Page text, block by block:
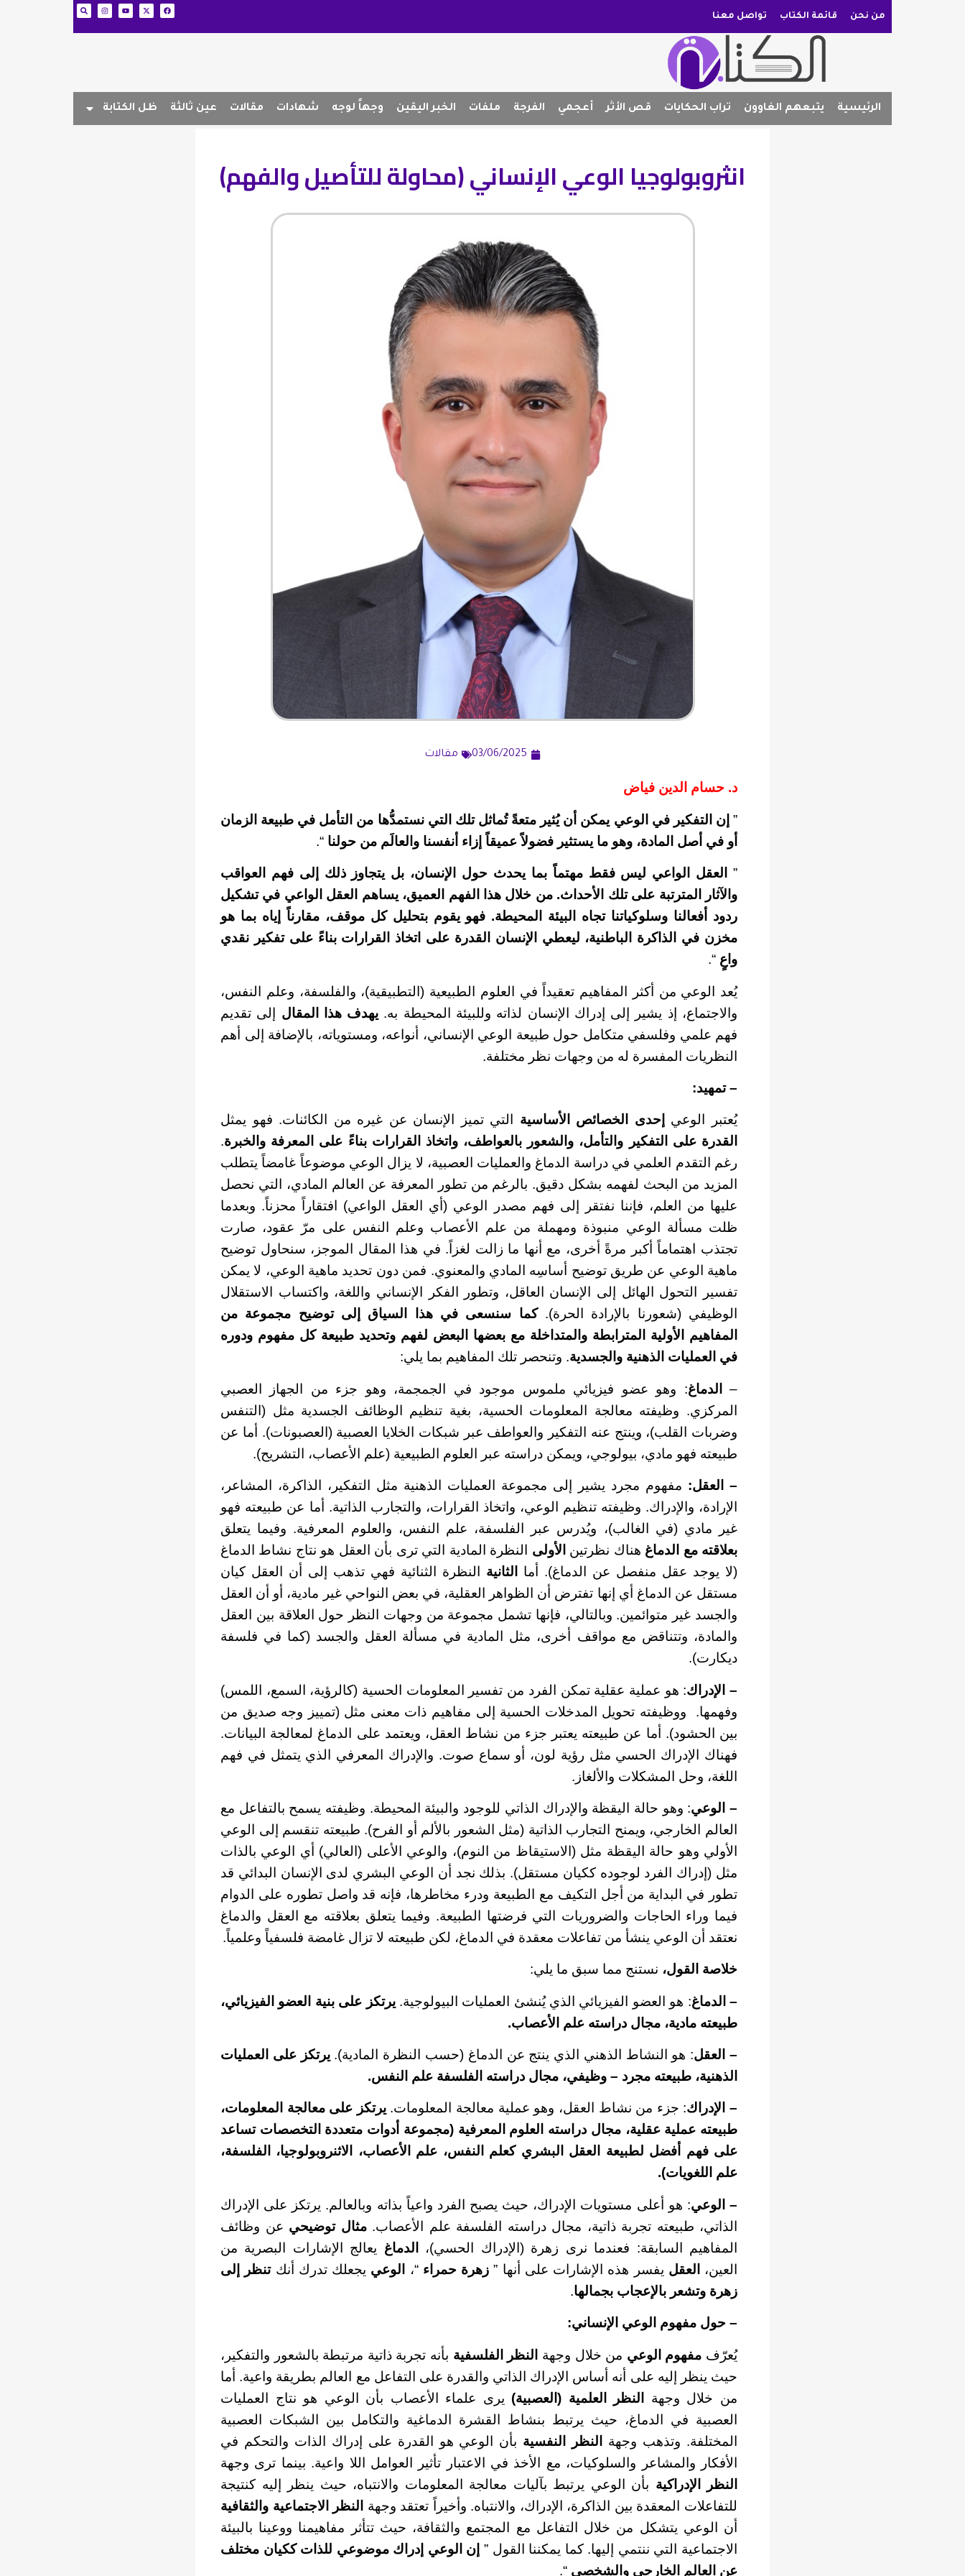
من نحن قائمة الكتاب تواصل معنا
الرئيسية يتبعهم الغاوون تراب الحكايات قص الأثر أعجمي الفرجة ملفات الخبر اليقين وجهاً لوجه شهادات مقالات عين ثالثة ظل الكتابة
انثروبولوجيا الوعي الإنساني (محاولة للتأصيل والفهم)
03/06/2025 مقالات
د. حسام الدين فياض
” إن التفكير في الوعي يمكن أن يُثير متعةً تُماثل تلك التي نستمدُّها من التأمل في طبيعة الزمان
أو في أصل المادة، وهو ما يستثير فضولاً عميقاً إزاء أنفسنا والعالَم من حولنا “.
”
العقل الواعي ليس فقط مهتماً بما يحدث حول الإنسان، بل يتجاوز ذلك إلى فهم العواقب
والآثار المترتبة على تلك الأحداث. من خلال هذا الفهم العميق، يساهم العقل الواعي في تشكيل
ردود أفعالنا وسلوكياتنا تجاه البيئة المحيطة. فهو يقوم بتحليل كل موقف، مقارناً إياه بما هو
مخزن في الذاكرة الباطنية، ليعطي الإنسان القدرة على اتخاذ القرارات بناءً على تفكير نقدي
واعٍ “.
يُعد الوعي من أكثر المفاهيم تعقيداً في العلوم الطبيعية (التطبيقية)، والفلسفة، وعلم النفس،
والاجتماع، إذ يشير إلى إدراك الإنسان لذاته وللبيئة المحيطة به. يهدف هذا المقال إلى تقديم
فهم علمي وفلسفي متكامل حول طبيعة الوعي الإنساني، أنواعه، ومستوياته، بالإضافة إلى أهم
النظريات المفسرة له من وجهات نظر مختلفة.
– تمهيد:
يُعتبر الوعي إحدى الخصائص الأساسية التي تميز الإنسان عن غيره من الكائنات. فهو يمثل
القدرة على التفكير والتأمل، والشعور بالعواطف، واتخاذ القرارات بناءً على المعرفة والخبرة.
رغم التقدم العلمي في دراسة الدماغ والعمليات العصبية، لا يزال الوعي موضوعاً غامضاً يتطلب
المزيد من البحث لفهمه بشكل دقيق. بالرغم من تطور المعرفة عن العالم المادي، التي نحصل
عليها من العلم، فإننا نفتقر إلى فهم مصدر الوعي (أي العقل الواعي) افتقاراً محزناً. وبعدما
ظلت مسألة الوعي منبوذة ومهملة من علم الأعصاب وعلم النفس على مرّ عقود، صارت
تجتذب اهتماماً أكبر مرةً أخرى، مع أنها ما زالت لغزاً. في هذا المقال الموجز، سنحاول توضيح
ماهية الوعي عن طريق توضيح أساسِه المادي والمعنوي. فمن دون تحديد ماهية الوعي، لا يمكن
تفسير التحول الهائل إلى الإنسان العاقل، وتطور الفكر الإنساني واللغة، واكتساب الاستقلال
الوظيفي (شعورنا بالإرادة الحرة). كما سنسعى في هذا السياق إلى توضيح مجموعة من
المفاهيم الأولية المترابطة والمتداخلة مع بعضها البعض لفهم وتحديد طبيعة كل مفهوم ودوره
في العمليات الذهنية والجسدية. وتنحصر تلك المفاهيم بما يلي:
– الدماغ: وهو عضو فيزيائي ملموس موجود في الجمجمة، وهو جزء من الجهاز العصبي
المركزي. وظيفته معالجة المعلومات الحسية، بغية تنظيم الوظائف الجسدية مثل (التنفس
وضربات القلب)، وينتج عنه التفكير والعواطف عبر شبكات الخلايا العصبية (العصبونات). أما عن
طبيعته فهو مادي، بيولوجي، ويمكن دراسته عبر العلوم الطبيعية (علم الأعصاب، التشريح).
– العقل: مفهوم مجرد يشير إلى مجموعة العمليات الذهنية مثل التفكير، الذاكرة، المشاعر،
الإرادة، والإدراك. وظيفته تنظيم الوعي، واتخاذ القرارات، والتجارب الذاتية. أما عن طبيعته فهو
غير مادي (في الغالب)، ويُدرس عبر الفلسفة، علم النفس، والعلوم المعرفية. وفيما يتعلق
بعلاقته مع الدماغ هناك نظرتين الأولى النظرة المادية التي ترى بأن العقل هو نتاج نشاط الدماغ
(لا يوجد عقل منفصل عن الدماغ). أما
الثانية النظرة الثنائية فهي تذهب إلى أن العقل كيان
مستقل عن الدماغ أي إنها تفترض أن الظواهر العقلية، في بعض النواحي غير مادية، أو أن العقل
والجسد غير متوائمين. وبالتالي، فإنها تشمل مجموعة من وجهات النظر حول العلاقة بين العقل
والمادة، وتتناقض مع مواقف أخرى، مثل المادية في مسألة العقل والجسد (كما في فلسفة
ديكارت).
– الإدراك: هو عملية عقلية تمكن الفرد من تفسير المعلومات الحسية (كالرؤية، السمع، اللمس)
وفهمها. ووظيفته تحويل المدخلات الحسية إلى مفاهيم ذات معنى مثل (تمييز وجه صديق من
بين الحشود). أما عن طبيعته يعتبر جزء من نشاط العقل، ويعتمد على الدماغ لمعالجة البيانات.
فهناك الإدراك الحسي مثل رؤية لون، أو سماع صوت. والإدراك المعرفي الذي يتمثل في فهم
اللغة، وحل المشكلات والألغاز.
– الوعي: وهو حالة اليقظة والإدراك الذاتي للوجود والبيئة المحيطة. وظيفته يسمح بالتفاعل مع
العالم الخارجي، ويمنح التجارب الذاتية (مثل الشعور بالألم أو الفرح). طبيعته تنقسم إلى الوعي
الأولي وهو حالة اليقظة مثل (الاستيقاظ من النوم)، والوعي الأعلى (العالي) أي الوعي بالذات
مثل (إدراك الفرد لوجوده ككيان مستقل). بذلك نجد أن الوعي البشري لدى الإنسان البدائي قد
تطور في البداية من أجل التكيف مع الطبيعة ودرء مخاطرها، فإنه قد واصل تطوره على الدوام
فيما وراء الحاجات والضروريات التي فرضتها الطبيعة. وفيما يتعلق بعلاقته مع العقل والدماغ
نعتقد أن الوعي ينشأ من تفاعلات معقدة في الدماغ، لكن طبيعته لا تزال غامضة فلسفياً وعلمياً.
خلاصة القول، نستنج مما سبق ما يلي:
– الدماغ: هو العضو الفيزيائي الذي يُنشئ العمليات البيولوجية.يرتكز على بنية العضو الفيزيائي،
طبيعته مادية، مجال دراسته علم الأعصاب.
– العقل: هو النشاط الذهني الذي ينتج عن الدماغ (حسب النظرة المادية).يرتكز على العمليات
الذهنية، طبيعته مجرد – وظيفي، مجال دراسته الفلسفة علم النفس.
– الإدراك: جزء من نشاط العقل، وهو عملية معالجة المعلومات.يرتكز على معالجة المعلومات،
طبيعته عملية عقلية، مجال دراسته العلوم المعرفية (مجموعة أدوات متعددة التخصصات تساعد
على فهم أفضل لطبيعة العقل البشري كعلم النفس، علم الأعصاب، الاثنروبولوجيا، الفلسفة،
علم اللغويات).
– الوعي: هو أعلى مستويات الإدراك، حيث يصبح الفرد واعياً بذاته وبالعالم. يرتكز على الإدراك
الذاتي، طبيعته تجربة ذاتية، مجال دراسته الفلسفة علم الأعصاب.مثال توضيحي عن وظائف
المفاهيم السابقة: فعندما نرى زهرة (الإدراك الحسي)،
الدماغ يعالج الإشارات البصرية من
العين،
العقل يفسر هذه الإشارات على أنها ” زهرة حمراء “، الوعي يجعلك تدرك أنك تنظر إلى
زهرة وتشعر بالإعجاب بجمالها.
– حول مفهوم الوعي الإنساني:
يُعرّف مفهوم الوعي من خلال وجهة النظر الفلسفية بأنه تجربة ذاتية مرتبطة بالشعور والتفكير،
حيث ينظر إليه على أنه أساس الإدراك الذاتي والقدرة على التفاعل مع العالم بطريقة واعية. أما
من خلال وجهة
النظر العلمية (العصبية) يرى علماء الأعصاب بأن الوعي هو نتاج العمليات
العصبية في الدماغ، حيث يرتبط بنشاط القشرة الدماغية والتكامل بين الشبكات العصبية
المختلفة. وتذهب وجهة
النظر النفسية بأن الوعي هو القدرة على إدراك الذات والتحكم في
الأفكار والمشاعر والسلوكيات، مع الأخذ في الاعتبار تأثير العوامل اللا واعية. بينما ترى وجهة
النظر الإدراكية بأن الوعي يرتبط بآليات معالجة المعلومات والانتباه، حيث ينظر إليه كنتيجة
للتفاعلات المعقدة بين الذاكرة، الإدراك، والانتباه. وأخيراً تعتقد وجهة
النظر الاجتماعية والثقافية
أن الوعي يتشكل من خلال التفاعل مع المجتمع والثقافة، حيث تتأثر مفاهيمنا ووعينا بالبيئة
الاجتماعية التي ننتمي إليها. كما يمكننا القول ” إن الوعي إدراك موضوعي للذات ككيان مختلف
عن العالم الخارجي والشخصي “.